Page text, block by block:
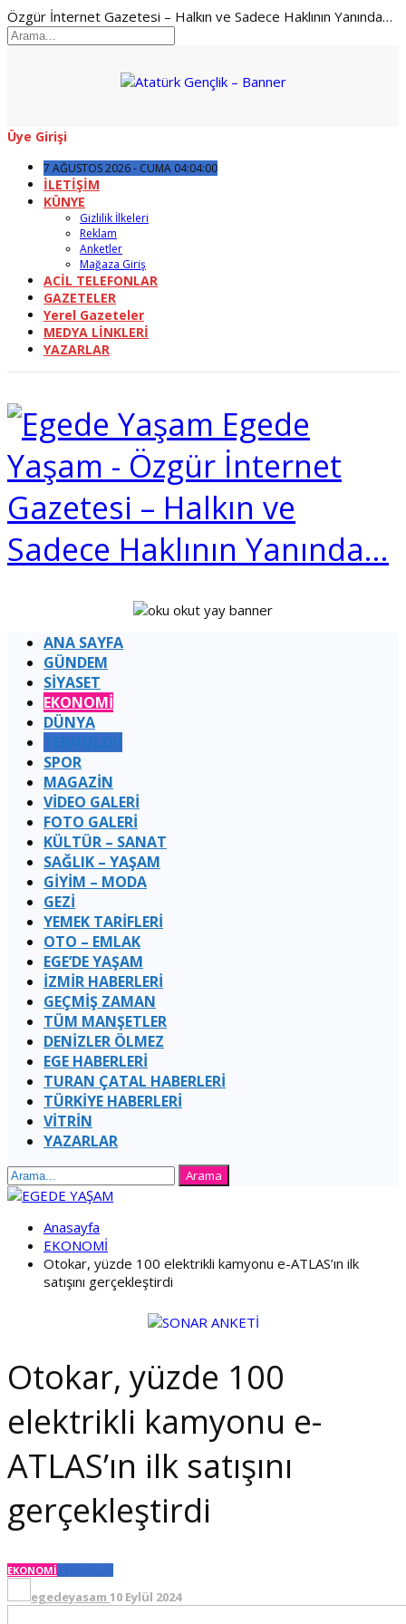
Özgür İnternet Gazetesi – Halkın ve Sadece Haklının Yanında…
Üye Girişi
7 AĞUSTOS 2026 - CUMA 04:04:00
İLETİŞİM
KÜNYE
Gizlilik İlkeleri
Reklam
Anketler
Mağaza Giriş
ACİL TELEFONLAR
GAZETELER
Yerel Gazeteler
MEDYA LİNKLERİ
YAZARLAR
Egede
Yaşam - Özgür İnternet
Gazetesi – Halkın ve
Sadece Haklının Yanında…
ANA SAYFA
GÜNDEM
SİYASET
EKONOMİ
DÜNYA
TEKNOLOJİ
SPOR
MAGAZİN
VİDEO GALERİ
FOTO GALERİ
KÜLTÜR – SANAT
SAĞLIK – YAŞAM
GİYİM – MODA
GEZİ
YEMEK TARİFLERİ
OTO – EMLAK
EGE’DE YAŞAM
İZMİR HABERLERİ
GEÇMİŞ ZAMAN
TÜM MANŞETLER
DENİZLER ÖLMEZ
EGE HABERLERİ
TURAN ÇATAL HABERLERI
TÜRKİYE HABERLERİ
VİTRİN
YAZARLAR
Anasayfa
EKONOMİ
Otokar, yüzde 100 elektrikli kamyonu e-ATLAS’ın ilk
satışını gerçekleştirdi
Otokar, yüzde 100
elektrikli kamyonu e-
ATLAS’ın ilk satışını
gerçekleştirdi
EKONOMİ
egedeyasam 10 Eylül 2024